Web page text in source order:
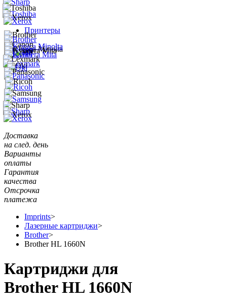
Принтеры
Доставка
на след. день
Варианты
оплаты
Гарантия
качества
Отсрочка
платежа
Imprints>
Лазерные картриджи>
Brother>
Brother HL 1660N
Картриджи для
Brother HL 1660N